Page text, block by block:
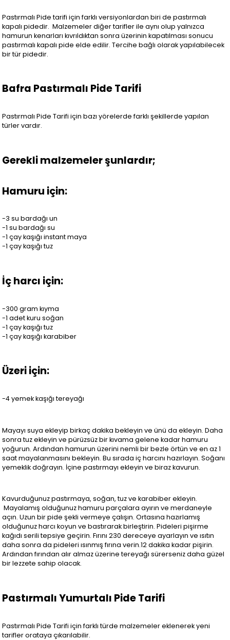
Pastırmalı Pide tarifi için farklı versiyonlardan biri de pastırmalı
kapalı pidedir. Malzemeler diğer tarifler ile aynı olup yalnızca
hamurun kenarları kıvrıldıktan sonra üzerinin kapatılması sonucu
pastırmalı kapalı pide elde edilir. Tercihe bağlı olarak yapılabilecek
bir tür pidedir.
Bafra Pastırmalı Pide Tarifi
Pastırmalı Pide Tarifi için bazı yörelerde farklı şekillerde yapılan
türler vardır.
Gerekli malzemeler şunlardır;
Hamuru için:
-3 su bardağı un
-1 su bardağı su
-1 çay kaşığı instant maya
-1 çay kaşığı tuz
İç harcı için:
-300 gram kıyma
-1 adet kuru soğan
-1 çay kaşığı tuz
-1 çay kaşığı karabiber
Üzeri için:
-4 yemek kaşığı tereyağı
Mayayı suya ekleyip birkaç dakika bekleyin ve ünü da ekleyin. Daha
sonra tuz ekleyin ve pürüzsüz bir kıvama gelene kadar hamuru
yoğurun. Ardından hamurun üzerini nemli bir bezle örtün ve en az 1
saat mayalanmasını bekleyin. Bu sırada iç harcını hazırlayın. Soğanı
yemeklik doğrayın. İçine pastırmayı ekleyin ve biraz kavurun.
Kavurduğunuz pastırmaya, soğan, tuz ve karabiber ekleyin.
Mayalamış olduğunuz hamuru parçalara ayırın ve merdaneyle
açın. Uzun bir pide şekli vermeye çalışın. Ortasına hazırlamış
olduğunuz harcı koyun ve bastırarak birleştirin. Pideleri pişirme
kağıdı serili tepsiye geçirin. Fırını 230 dereceye ayarlayın ve ısıtın
daha sonra da pideleri ısınmış fırına verin.12 dakika kadar pişirin.
Ardından fırından alır almaz üzerine tereyağı sürerseniz daha güzel
bir lezzete sahip olacak.
Pastırmalı Yumurtalı Pide Tarifi
Pastırmalı Pide Tarifi için farklı türde malzemeler eklenerek yeni
tarifler orataya çıkarılabilir.